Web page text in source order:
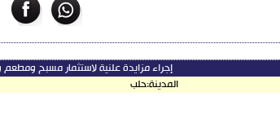
إجراء مزايدة علنية لاستثمار مسبح
المدينة:حلب